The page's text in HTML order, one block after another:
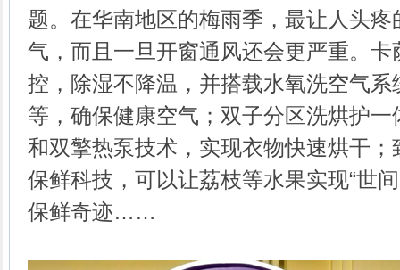
题。在华南地区的梅雨季，最让人头
气，而且一旦开窗通风还会更严重。
控，除湿不降温，并搭载水氧洗空气
等，确保健康空气；双子分区洗烘护
和双擎热泵技术，实现衣物快速烘干
保鲜科技，可以让荔枝等水果实现“世
保鲜奇迹……